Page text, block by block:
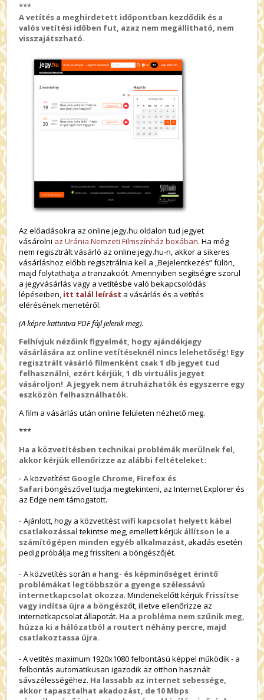
***
A vetítés a meghirdetett időpontban kezdődik és a
valós vetítési időben fut, azaz nem megállítható, nem
visszajátszható.
Az előadásokra az online.jegy.hu oldalon tud jegyet
vásárolni az Uránia Nemzeti Filmszínház boxában. Ha még
nem regisztrált vásárló az online.jegy.hu-n, akkor a sikeres
vásárláshoz előbb regisztrálnia kell a „Bejelentkezés” fülön,
majd folytathatja a tranzakciót. Amennyiben segítségre szorul
a jegyvásárlás vagy a vetítésbe való bekapcsolódás
lépéseiben, itt talál leírást a vásárlás és a vetítés
elérésének menetéről.
(A képre kattintva PDF fájl jelenik meg).
Felhívjuk nézőink figyelmét, hogy ajándékjegy
vásárlására az online vetítéseknél nincs lelehetőség! Egy
regisztrált vásárló filmenként csak 1 db jegyet tud
felhasználni, ezért kérjük, 1 db virtuális jegyet
vásároljon! A jegyek nem átruházhatók és egyszerre egy
eszközön felhasználhatók.
A film a vásárlás után online felületen nézhető meg.
***
Ha a közvetítésben technikai problémák merülnek fel,
akkor kérjük ellenőrizze az alábbi feltételeket:
-A közvetítést Google Chrome, Firefox és
Safari böngészővel tudja megtekinteni, az Internet Explorer és
az Edge nem támogatott.
- Ajánlott, hogy a közvetítéstwifi kapcsolat helyett kábel
csatlakozással tekintse meg, emellett kérjük állítson le a
számítógépen minden egyéb alkalmazást, akadás esetén
pedig próbálja meg frissíteni a böngészőjét.
- A közvetítés során a hang- és képminőséget érintő
problémákat legtöbbször a gyenge szélessávú
internetkapcsolat okozza. Mindenekelőtt kérjük frissítse
vagy indítsa újra a böngészőt, illetve ellenőrizze az
internetkapcsolat állapotát. Ha a probléma nem szűnik meg,
húzza ki a hálózatból a routert néhány percre, majd
csatlakoztassa újra.
- A vetítés maximum 1920x1080 felbontású képpel működik - a
felbontás automatikusan igazodik az otthon használt
sávszélességéhez. Ha lassabb az internet sebessége,
akkor tapasztalhat akadozást, de 10 Mbps